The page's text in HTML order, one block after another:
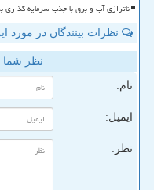
ناترازی آب و برق با جذب سرمایه
نظرات بینندگان در مورد
نظر شما
نام:
ایمیل:
نظر: